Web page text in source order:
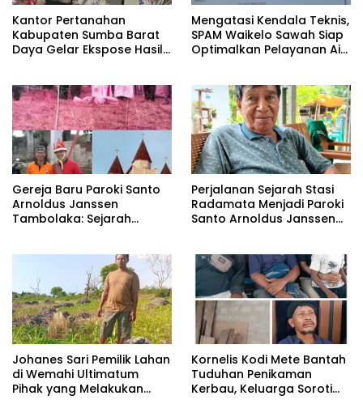
Kantor Pertanahan
Kabupaten Sumba Barat
Daya Gelar Ekspose Hasil
Mengatasi Kendala Teknis,
SPAM Waikelo Sawah Siap
Optimalkan Pelayanan Air
Gereja Baru Paroki Santo
Arnoldus Janssen
Tambolaka: Sejarah
Kolektif Perjuangan Para
Imam Bersama Para
Tokoh Umat
Perjalanan Sejarah Stasi
Radamata Menjadi Paroki
Santo Arnoldus Janssen
‎Johanes Sari Pemilik Lahan
di Wemahi Ultimatum
Pihak yang Melakukan
Kornelis Kodi Mete Bantah
Tuduhan Penikaman
Kerbau, Keluarga Soroti